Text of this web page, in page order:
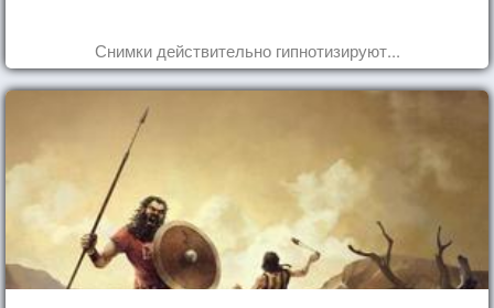
Снимки действительно гипнотизируют...